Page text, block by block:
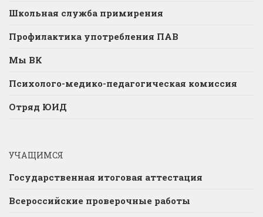
Школьная служба примирения
Профилактика употребления ПАВ
Мы ВК
Психолого-медико-педагогическая комиссия
Отряд ЮИД
УЧАЩИМСЯ
Государственная итоговая аттестация
Всероссийские проверочные работы